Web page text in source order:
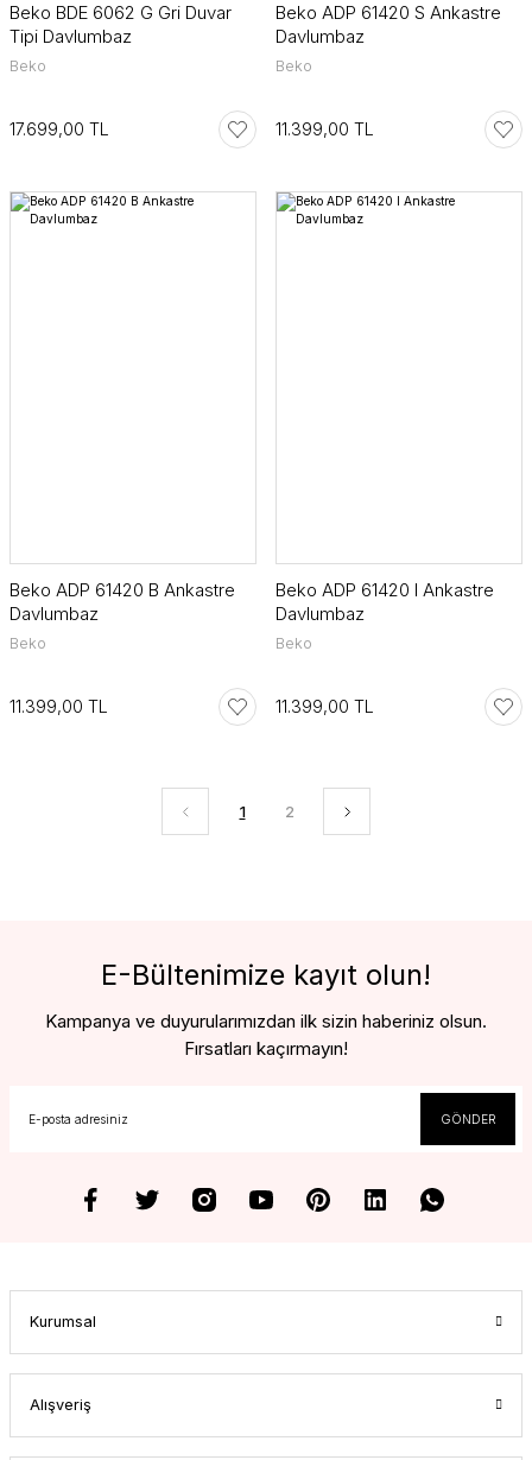
Beko BDE 6062 G Gri Duvar
Tipi Davlumbaz
Beko
17.699,00 TL
Beko ADP 61420 S Ankastre
Davlumbaz
Beko
11.399,00 TL
Beko ADP 61420 B Ankastre
Davlumbaz
Beko
11.399,00 TL
Beko ADP 61420 I Ankastre
Davlumbaz
Beko
11.399,00 TL
1 2
E-Bültenimize kayıt olun!
Kampanya ve duyurularımızdan ilk sizin haberiniz olsun.
Fırsatları kaçırmayın!
GÖNDER
Kurumsal
Alışveriş